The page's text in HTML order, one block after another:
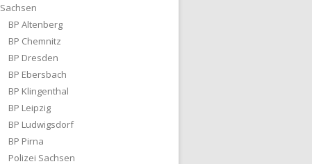
Sachsen
BP Altenberg
BP Chemnitz
BP Dresden
BP Ebersbach
BP Klingenthal
BP Leipzig
BP Ludwigsdorf
BP Pirna
Polizei Sachsen